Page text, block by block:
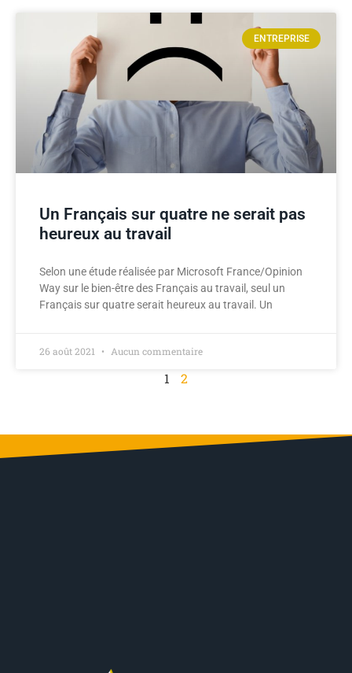
ENTREPRISE
Un Français sur quatre ne serait pas
heureux au travail
Selon une étude réalisée par Microsoft France/Opinion
Way sur le bien-être des Français au travail, seul un
Français sur quatre serait heureux au travail. Un
26 août 2021 Aucun commentaire
1 2